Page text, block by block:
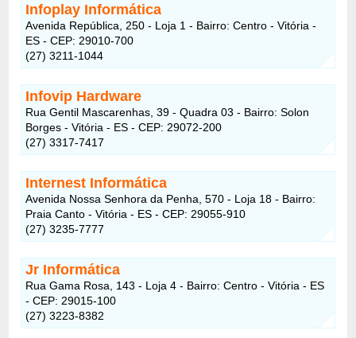
Infoplay Informática
Avenida República, 250 - Loja 1 - Bairro: Centro - Vitória -
ES - CEP: 29010-700
(27) 3211-1044
Infovip Hardware
Rua Gentil Mascarenhas, 39 - Quadra 03 - Bairro: Solon
Borges - Vitória - ES - CEP: 29072-200
(27) 3317-7417
Internest Informática
Avenida Nossa Senhora da Penha, 570 - Loja 18 - Bairro:
Praia Canto - Vitória - ES - CEP: 29055-910
(27) 3235-7777
Jr Informática
Rua Gama Rosa, 143 - Loja 4 - Bairro: Centro - Vitória - ES
- CEP: 29015-100
(27) 3223-8382